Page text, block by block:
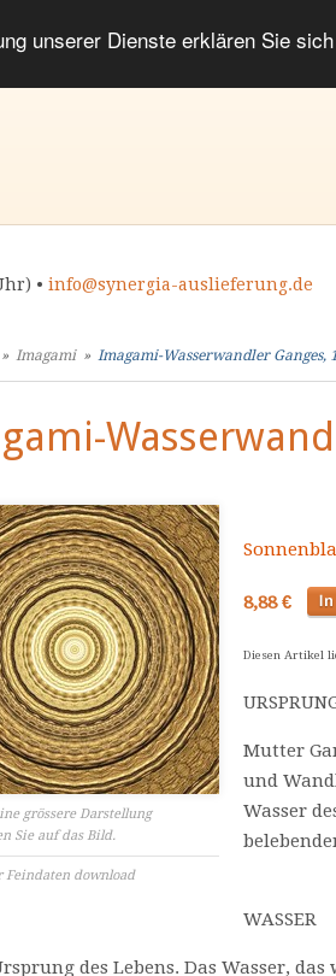
unserer Dienste erklären Sie
• info@synergia-auslieferung.de
Imagami» Imagami-Wasserwandler Ganges,
grössere Darstellung
Sie auf das Bild.
Feindaten download
8,88 €
Diesen Artikel
Mutter
und
Wasser
WASSER
des Lebens. Das Wasser,